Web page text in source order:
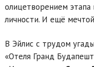
олицетворением этапа
личности. И ещё
В Эйлис с трудом
«Отеля Гранд